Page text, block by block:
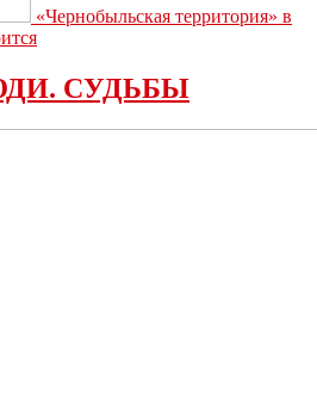
«Чернобыльская территория» в
СУДЬБЫ